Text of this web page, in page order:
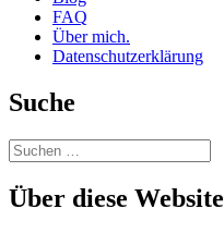
FAQ
Über mich.
Datenschutzerklärung
Suche
Suchen
nach:
Über diese Website